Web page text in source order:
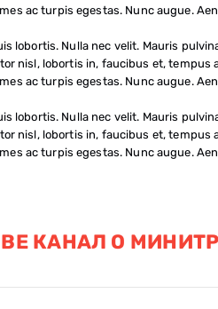
ac turpis egestas. Nunc augue.
lobortis. Nulla nec velit. Mauris
nisl, lobortis in, faucibus et,
ac turpis egestas. Nunc augue.
lobortis. Nulla nec velit. Mauris
nisl, lobortis in, faucibus et,
ac turpis egestas. Nunc augue.
КАНАЛ О